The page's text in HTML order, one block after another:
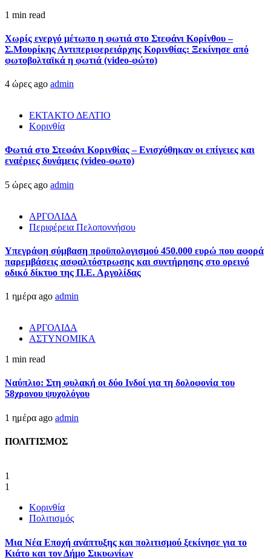
1 min read
Χωρίς ενεργό μέτωπο η φωτιά στο Στεφάνι Κορίνθου –
Σ.Μουρίκης Αντιπεριφερειάρχης Κορινθίας: Ξεκίνησε από
φωτοβολταϊκά η φωτιά (video-φώτο)
4 ώρες ago admin
ΕΚΤΑΚΤΟ ΔΕΛΤΙΟ
Κορινθία
Φωτιά στο Στεφάνι Κορινθίας – Ενισχύθηκαν οι επίγειες και
εναέριες δυνάμεις (video-φωτο)
5 ώρες ago admin
ΑΡΓΟΛΙΔΑ
Περιφέρεια Πελοποννήσου
Υπεγράφη σύμβαση προϋπολογισμού 450.000 ευρώ που αφορά
παρεμβάσεις ασφαλτόστρωσης και συντήρησης στο ορεινό
οδικό δίκτυο της Π.Ε. Αργολίδας
1 ημέρα ago admin
ΑΡΓΟΛΙΔΑ
ΑΣΤΥΝΟΜΙΚΑ
1 min read
Ναύπλιο: Στη φυλακή οι δύο Ινδοί για τη δολοφονία του
58χρονου ψυχολόγου
1 ημέρα ago admin
ΠΟΛΙΤΙΣΜΟΣ
1
1
Κορινθία
Πολιτισμός
Μια Νέα Εποχή ανάπτυξης και πολιτισμού ξεκίνησε για το
Κιάτο και τον Δήμο Σικυωνίων